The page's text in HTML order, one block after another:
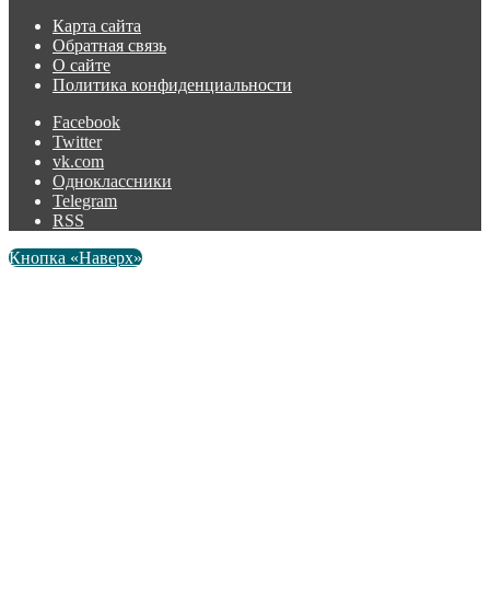
Карта сайта
Обратная связь
О сайте
Политика конфиденциальности
Facebook
Twitter
vk.com
Одноклассники
Telegram
RSS
Кнопка «Наверх»